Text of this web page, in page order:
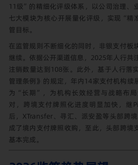
11级”的精细化评级体系，以公司治理、
七大模块为核心开展量化评级，实现“精
管目标。
在监管规则不断细化的同时，非银支付板
继续。依据公开渠道信息，2025年人行共
注销数量达到108张。此外，基于人行落
管理条例》的规定，年内14家支付机构续
为“长期”，为机构长效经营与战略布
对，跨境支付牌照化进度明显加快，继
后，XTransfer、寻汇、派安盈等头部跨
成了境内支付牌照收购，至此，头部跨境
基本完成。